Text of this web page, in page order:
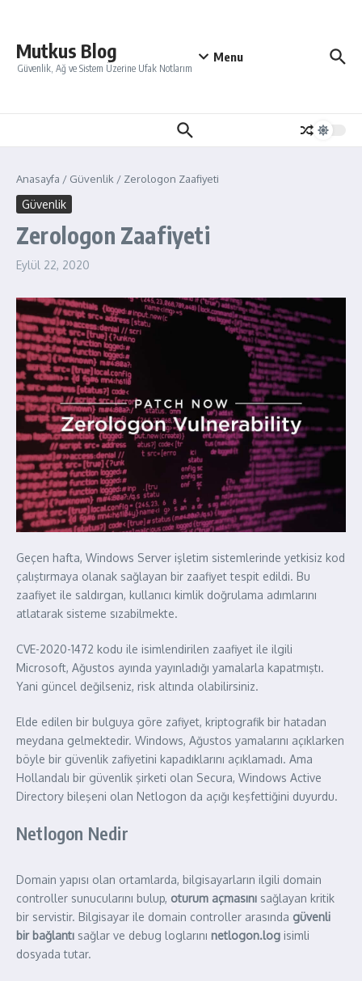
Mutkus Blog
Güvenlik, Ağ ve Sistem Üzerine Ufak Notlarım
Menu
Anasayfa / Güvenlik / Zerologon Zaafiyeti
Güvenlik
Zerologon Zaafiyeti
Eylül 22, 2020
Geçen hafta, Windows Server işletim sistemlerinde yetkisiz kod
çalıştırmaya olanak sağlayan bir zaafiyet tespit edildi. Bu
zaafiyet ile saldırgan, kullanıcı kimlik doğrulama adımlarını
atlatarak sisteme sızabilmekte.
CVE-2020-1472 kodu ile isimlendirilen zaafiyet ile ilgili
Microsoft, Ağustos ayında yayınladığı yamalarla kapatmıştı.
Yani güncel değilseniz, risk altında olabilirsiniz.
Elde edilen bir bulguya göre zafiyet, kriptografik bir hatadan
meydana gelmektedir. Windows, Ağustos yamalarını açıklarken
böyle bir güvenlik zafiyetini kapadıklarını açıklamadı. Ama
Hollandalı bir güvenlik şirketi olan Secura, Windows Active
Directory bileşeni olan Netlogon da açığı keşfettiğini duyurdu.
Netlogon Nedir
Domain yapısı olan ortamlarda, bilgisayarların ilgili domain
controller sunucularını bulup, oturum açmasını sağlayan kritik
bir servistir. Bilgisayar ile domain controller arasında güvenli
bir bağlantı sağlar ve debug loglarını netlogon.log isimli
dosyada tutar.